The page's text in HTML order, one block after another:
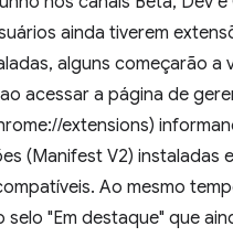
ainda tiverem
alguns começarão a
acessar a página de
extensions)
(Manifest V2) instaladas
Ao mesmo
"Em destaque" que